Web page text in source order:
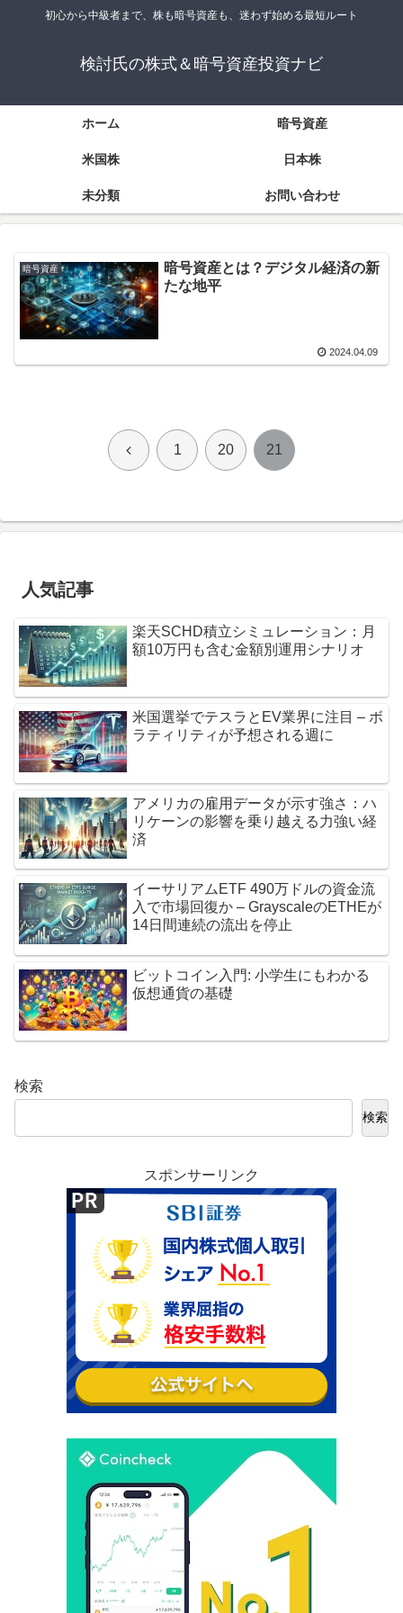
初心から中級者まで、株も暗号資産も、迷わず始める最短ルート
検討氏の株式＆暗号資産投資ナビ
ホーム 暗号資産
米国株 日本株
未分類 お問い合わせ
暗号資産
暗号資産とは？デジタル経済の新
たな地平
2024.04.09
前 1 20 21
人気記事
楽天SCHD積立シミュレーション：月
額10万円も含む金額別運用シナリオ
米国選挙でテスラとEV業界に注目 – ボ
ラティリティが予想される週に
アメリカの雇用データが示す強さ：ハ
リケーンの影響を乗り越える力強い経
済
イーサリアムETF 490万ドルの資金流
入で市場回復か – GrayscaleのETHEが
14日間連続の流出を停止
ビットコイン入門: 小学生にもわかる
仮想通貨の基礎
検索
検索
スポンサーリンク